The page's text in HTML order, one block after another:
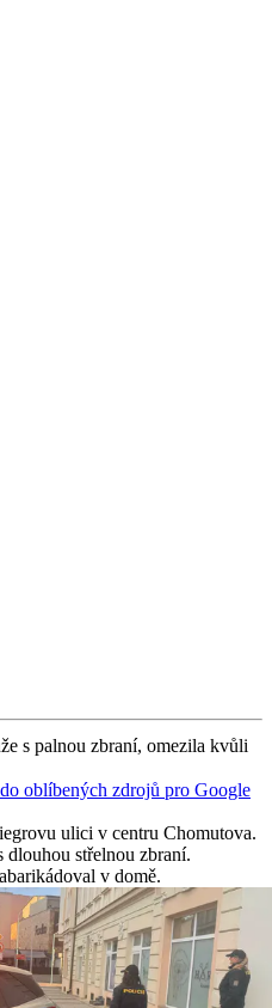
s palnou zbraní, omezila kvůli
oblíbených zdrojů pro Google
ulici v centru Chomutova.
střelnou zbraní.
v domě.